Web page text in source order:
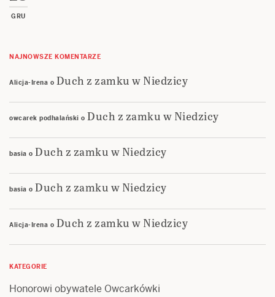
GRU
NAJNOWSZE KOMENTARZE
Alicja-Irena o Duch z zamku w Niedzicy
owcarek podhalański o Duch z zamku w Niedzicy
basia o Duch z zamku w Niedzicy
basia o Duch z zamku w Niedzicy
Alicja-Irena o Duch z zamku w Niedzicy
KATEGORIE
Honorowi obywatele Owcarkówki